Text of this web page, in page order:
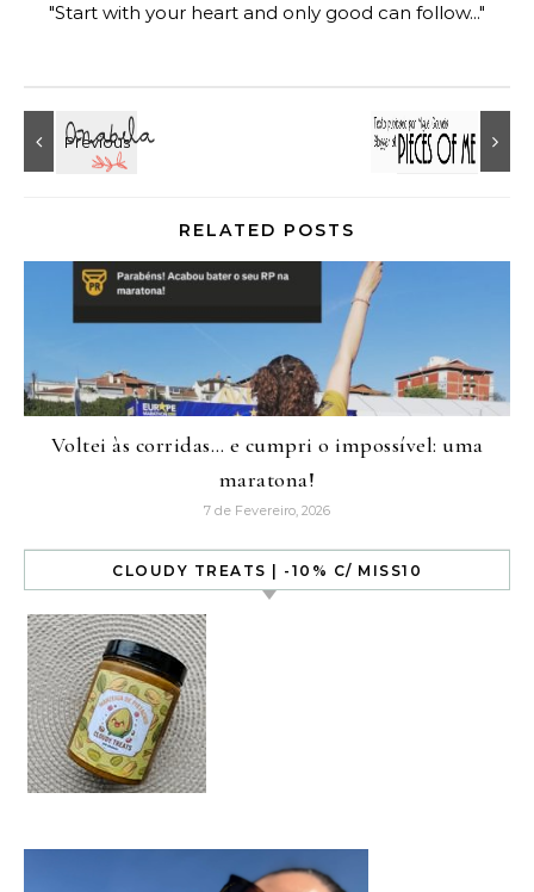
"Start with your heart and only good can follow..."
RELATED POSTS
Voltei às corridas… e cumpri o impossível: uma
maratona!
7 de Fevereiro, 2026
CLOUDY TREATS | -10% C/ MISS10